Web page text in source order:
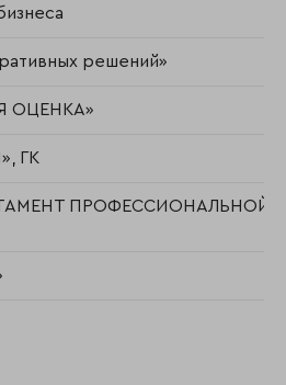
решений»
ОЦЕНКА»
ГК
ПРОФЕССИОНАЛЬНОЙ